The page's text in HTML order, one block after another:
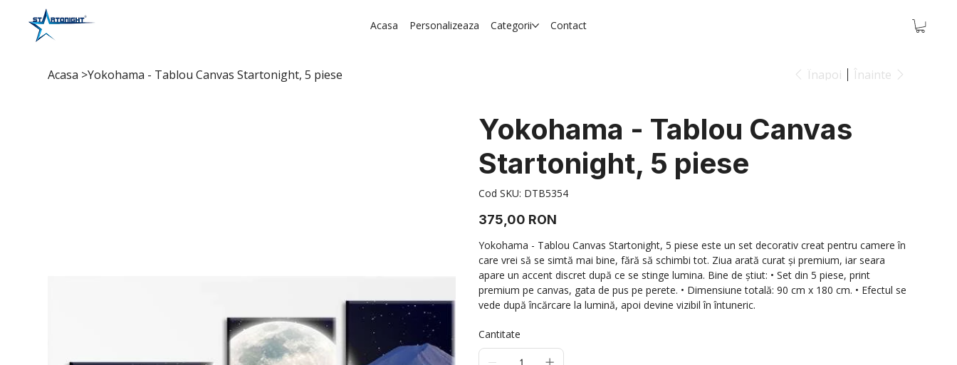
Acasa Personalizeaza Categorii Contact
Acasa >Yokohama - Tablou Canvas Startonight, 5 piese Înapoi Înainte
Yokohama - Tablou Canvas
Startonight, 5 piese
Cod SKU: Cod
SKU
DTB5354
Preț
375,00 RON
Yokohama - Tablou Canvas Startonight, 5 piese este un set decorativ creat pentru camere în
care vrei să se simtă mai bine, fără să schimbi tot. Ziua arată curat și premium, iar seara
apare un accent discret după ce se stinge lumina. Bine de știut: • Set din 5 piese, print
premium pe canvas, gata de pus pe perete. • Dimensiune totală: 90 cm x 180 cm. • Efectul se
vede după încărcare la lumină, apoi devine vizibil în întuneric.
Cantitate